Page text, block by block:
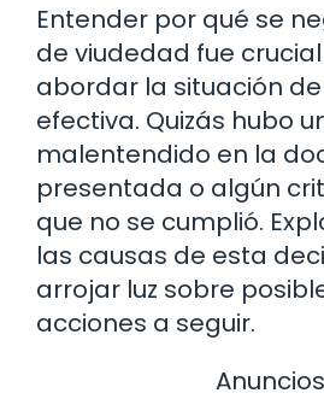
Entender por qué se
de viudedad fue
abordar la situación
efectiva. Quizás hubo
malentendido en la
presentada o algún
que no se cumplió.
las causas de esta
arrojar luz sobre
acciones a seguir.
Anuncios